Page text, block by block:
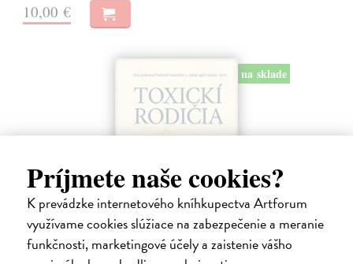
Príjmete naše cookies?
K prevádzke internetového kníhkupectva Artforum
využívame cookies slúžiace na zabezpečenie a meranie
funkčnosti, marketingové účely a zaistenie vášho
10,00 €
na sklade